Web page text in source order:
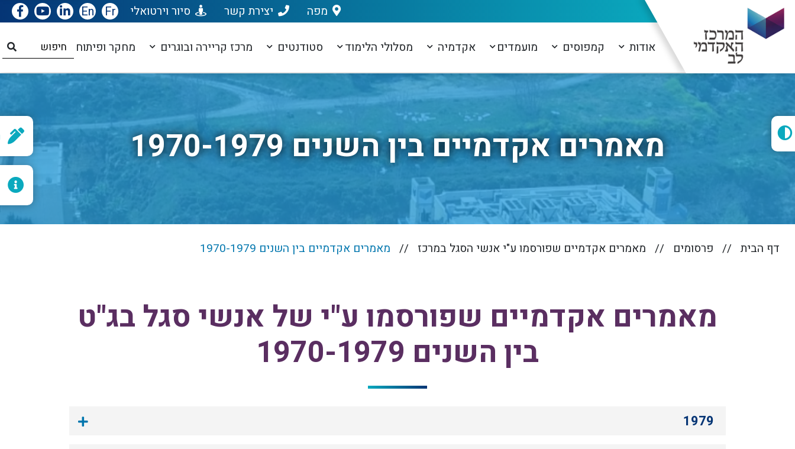
מפה יצירת קשר סיור וירטואלי Fr
En
אודות קמפוסים מועמדים אקדמיה מסלולי הלימוד סטודנטים מרכז קריירה ובוגרים מחקר ופיתוח
מאמרים אקדמיים בין השנים 1970-1979
דף הבית פרסומים מאמרים אקדמיים שפורסמו ע"י אנשי הסגל במרכז מאמרים אקדמיים בין השנים 1970-1979
מאמרים אקדמיים שפורסמו ע"י של אנשי סגל בג"ט
בין השנים 1970-1979
1979